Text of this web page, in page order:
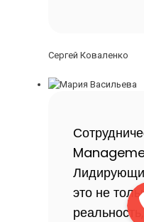
Сергей Коваленко
это не